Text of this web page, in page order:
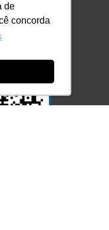
de
concorda